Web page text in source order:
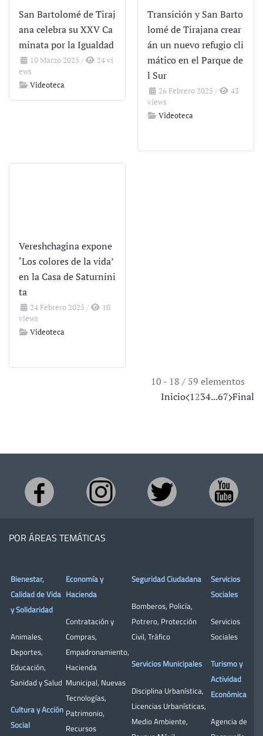
San Bartolomé de Tiraj
ana celebra su XXV Ca
minata por la Igualdad
10 Marzo 2025 /
24 vi
ews
Videoteca
Transición y San Barto
lomé de Tirajana crear
án un nuevo refugio cli
mático en el Parque de
l Sur
26 Febrero 2025 /
43
views
Videoteca
Vereshchagina expone
‘Los colores de la vida’
en la Casa de Saturnini
ta
24 Febrero 2025 /
10
views
Videoteca
10 - 18 / 59 elementos
Inicio 1234...67 Final
POR ÁREAS TEMÁTICAS
Bienestar,
Calidad de Vida
y Solidaridad
Animales,
Deportes,
Educación,
Sanidad y Salud
Cultura y Acción
Social
Economía y
Hacienda
Contratación y
Compras,
Empadronamiento,
Hacienda
Municipal, Nuevas
Tecnologías,
Patrimonio,
Recursos
Seguridad Ciudadana
Bomberos, Policía,
Potrero, Protección
Civil, Tráfico
Servicios Municipales
Disciplina Urbanística,
Licencias Urbanísticas,
Medio Ambiente,
Servicios
Sociales
Servicios
Sociales
Turismo y
Actividad
Económica
Agencia de